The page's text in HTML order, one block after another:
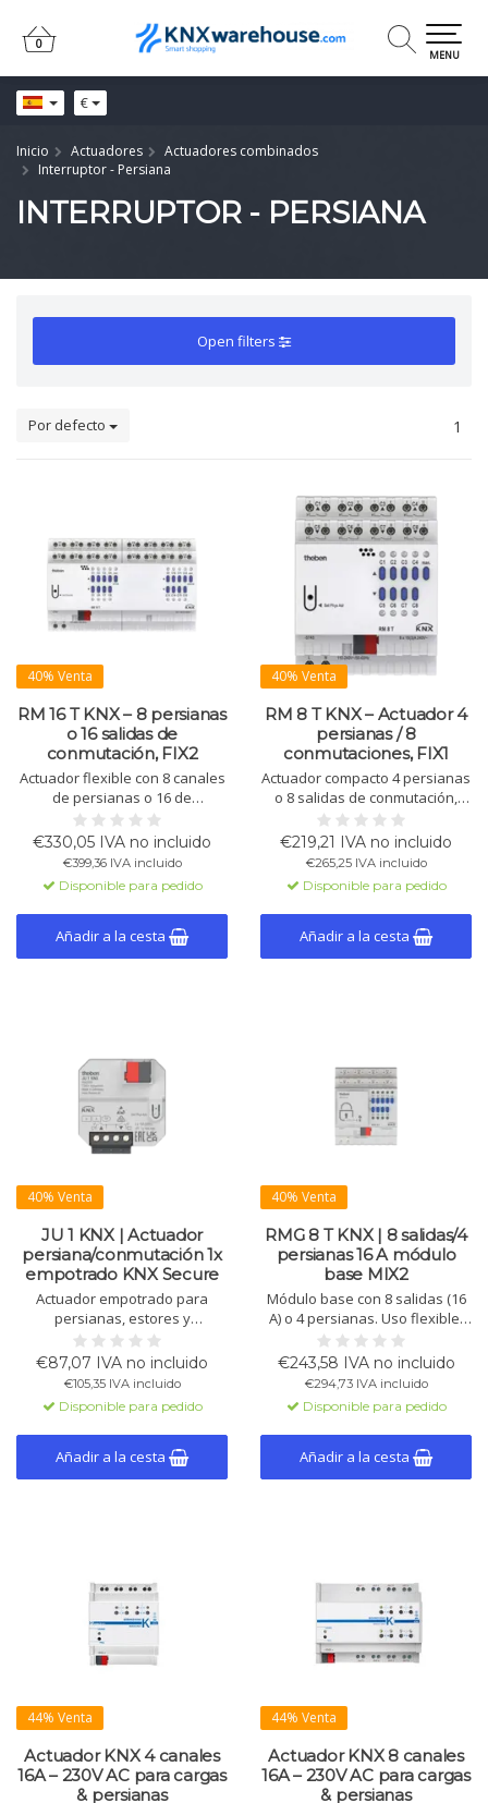
€
0
0
MENU
Inicio Actuadores
Actuadores combinados
Interruptor - Persiana
INTERRUPTOR - PERSIANA
Open filters
Por defecto 1
40% Venta
RM 16 T KNX – 8 persianas
o 16 salidas de
conmutación, FIX2
Actuador flexible con 8 canales
de persianas o 16 de
conmutación (hasta 16 A). Para
toldos, ventanas o ventilación.
Con LED y control manual.
€330,05 IVA no incluido
€399,36 IVA incluido
Disponible para pedido
Añadir a la cesta
40% Venta
RM 8 T KNX – Actuador 4
persianas / 8
conmutaciones, FIX1
Actuador compacto 4 persianas
o 8 salidas de conmutación,
FIX1. LED, control manual, para
sombreado, ventanas,
ventilación (16 A).
€219,21 IVA no incluido
€265,25 IVA incluido
Disponible para pedido
Añadir a la cesta
40% Venta
JU 1 KNX | Actuador
persiana/conmutación 1x
empotrado KNX Secure
Actuador empotrado para
persianas, estores y
compuertas. Funciona como
actuador de persiana o
conmutador de 2 canales. Con
KNX Data Secure, ventilación y
entradas binarias.
€87,07 IVA no incluido
€105,35 IVA incluido
Disponible para pedido
Añadir a la cesta
40% Venta
RMG 8 T KNX | 8 salidas/4
persianas 16 A módulo
base MIX2
Módulo base con 8 salidas (16
A) o 4 persianas. Uso flexible,
ampliable a 24 canales. Control
manual y LED por canal. Apto
para cargas estándar, con KNX
Data Secure.
€243,58 IVA no incluido
€294,73 IVA incluido
Disponible para pedido
Añadir a la cesta
44% Venta
Actuador KNX 4 canales
16A – 230V AC para cargas
& persianas
44% Venta
Actuador KNX 8 canales
16A – 230V AC para cargas
& persianas